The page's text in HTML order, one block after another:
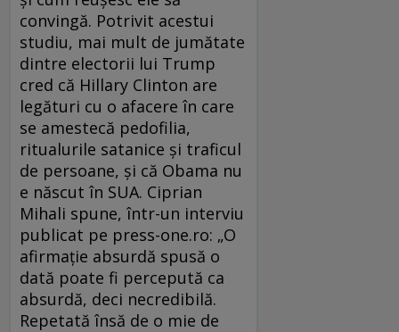
convingă. Potrivit acestui
studiu, mai mult de jumătate
dintre electorii lui Trump
cred că Hillary Clinton are
legături cu o afacere în care
se amestecă pedofilia,
ritualurile satanice și traficul
de persoane, și că Obama nu
e născut în SUA. Ciprian
Mihali spune, într-un interviu
publicat pe press-one.ro: „O
afirmaţie absurdă spusă o
dată poate fi percepută ca
absurdă, deci necredibilă.
Repetată însă de o mie de